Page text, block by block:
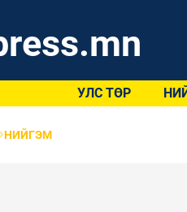
УЛС ТӨР
НИЙГЭМ